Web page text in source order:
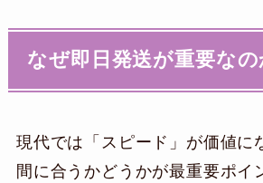
なぜ即日発送が重要なの
現代では「スピード」が価値に
間に合うかどうかが最重要ポイ